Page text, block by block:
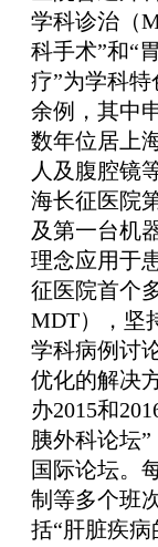
学科诊治（
科手术”和“
疗”为学科
余例，其中
数年位居上
人及腹腔镜
海长征医院
及第一台机
理念应用于
征医院首个
MDT），坚
学科病例讨
优化的解决
办2015和
胰外科论坛
国际论坛。
制等多个班
括“肝脏疾